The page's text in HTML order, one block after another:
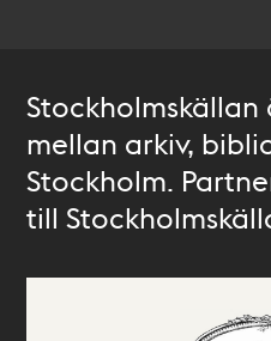
mellan arkiv,
Stockholm.
till